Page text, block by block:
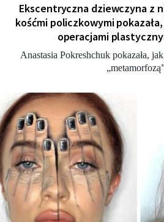
Ekscentryczna dziewczyna z
kośćmi policzkowymi
operacjami
Anastasia Pokreshchuk pokazała,